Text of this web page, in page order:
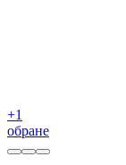
+1
обране